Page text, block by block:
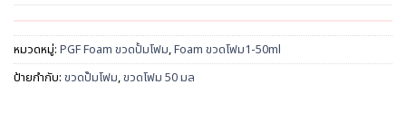
หมวดหมู่: PGF Foam ขวดปั้มโฟม,Foam ขวดโฟม1-50ml
ป้ายกำกับ: ขวดปั๊มโฟม,ขวดโฟม 50 มล